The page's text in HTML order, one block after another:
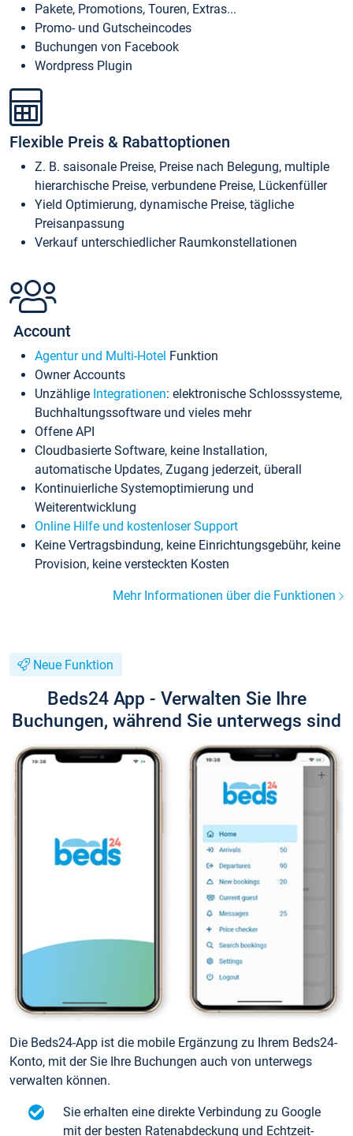
Pakete, Promotions, Touren, Extras...
Promo- und Gutscheincodes
Buchungen von Facebook
Wordpress Plugin
Flexible Preis & Rabattoptionen
Z. B. saisonale Preise, Preise nach Belegung, multiple
hierarchische Preise, verbundene Preise, Lückenfüller
Yield Optimierung, dynamische Preise, tägliche
Preisanpassung
Verkauf unterschiedlicher Raumkonstellationen
Account
Agentur und Multi-Hotel Funktion
Owner Accounts
Unzählige Integrationen: elektronische Schlosssysteme,
Buchhaltungssoftware und vieles mehr
Offene API
Cloudbasierte Software, keine Installation,
automatische Updates, Zugang jederzeit, überall
Kontinuierliche Systemoptimierung und
Weiterentwicklung
Online Hilfe und kostenloser Support
Keine Vertragsbindung, keine Einrichtungsgebühr, keine
Provision, keine versteckten Kosten
Mehr Informationen über die Funktionen
Neue Funktion
Beds24 App - Verwalten Sie Ihre
Buchungen, während Sie unterwegs sind
Die Beds24-App ist die mobile Ergänzung zu Ihrem Beds24-
Konto, mit der Sie Ihre Buchungen auch von unterwegs
verwalten können.
Sie erhalten eine direkte Verbindung zu Google
mit der besten Ratenabdeckung und Echtzeit-